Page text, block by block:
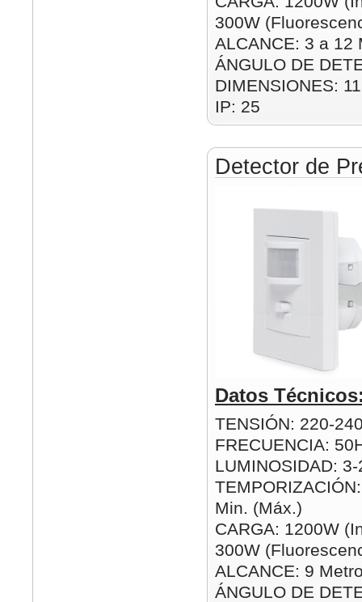
300W
ALCANCE: 3 a 12
ÁNGULO DE
DIMENSIONES:
IP: 25
Detector de
Datos
TENSIÓN: 220-
FRECUENCIA:
LUMINOSIDAD:
Min. (Máx.)
CARGA: 1200W
300W
ALCANCE: 9
ÁNGULO DE